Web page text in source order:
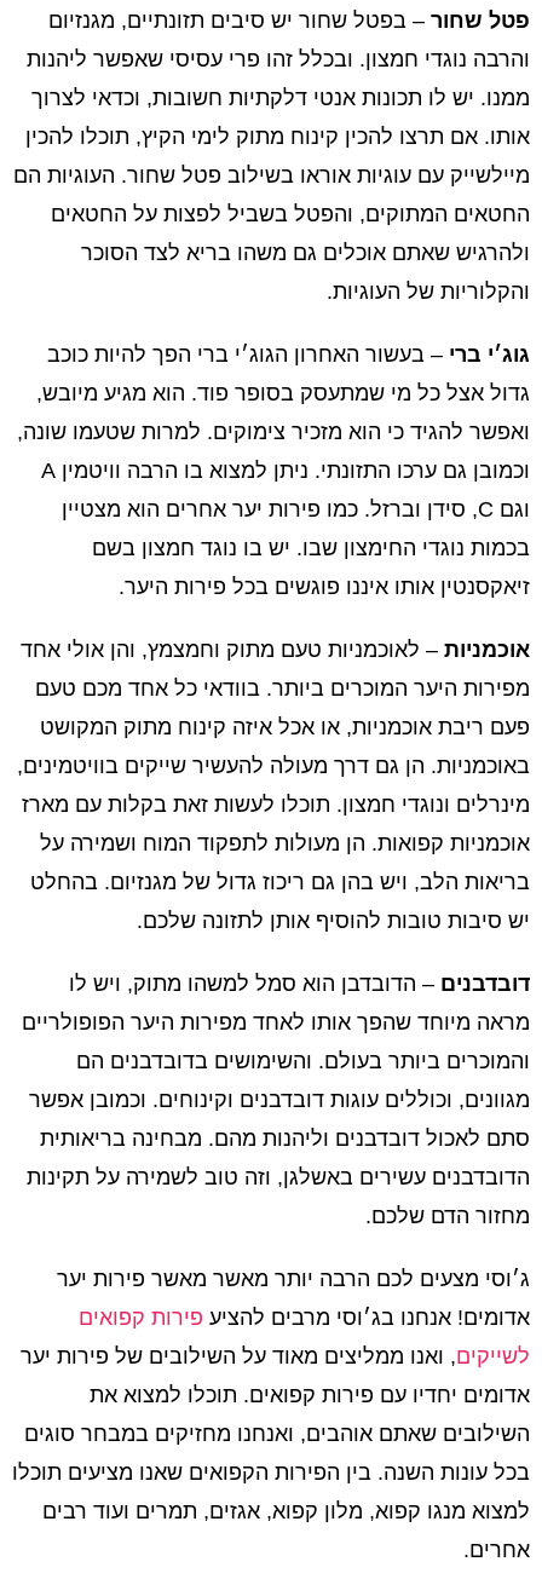
פטל שחור– בפטל שחור יש סיבים תזונתיים, מגנזיום
והרבה נוגדי חמצון. ובכלל זהו פרי עסיסי שאפשר ליהנות
ממנו. יש לו תכונות אנטי דלקתיות חשובות, וכדאי לצרוך
אותו. אם תרצו להכין קינוח מתוק לימי הקיץ, תוכלו להכין
מיילשייק עם עוגיות אוראו בשילוב פטל שחור. העוגיות הם
החטאים המתוקים, והפטל בשביל לפצות על החטאים
ולהרגיש שאתם אוכלים גם משהו בריא לצד הסוכר
והקלוריות של העוגיות.
גוג׳י ברי – בעשור האחרון הגוג׳י ברי הפך להיות כוכב
גדול אצל כל מי שמתעסק בסופר פוד. הוא מגיע מיובש,
ואפשר להגיד כי הוא מזכיר צימוקים. למרות שטעמו שונה,
וכמובן גם ערכו התזונתי. ניתן למצוא בו הרבה וויטמין A
וגם C, סידן וברזל. כמו פירות יער אחרים הוא מצטיין
בכמות נוגדי החימצון שבו. יש בו נוגד חמצון בשם
זיאקסנטין אותו איננו פוגשים בכל פירות היער.
אוכמניות– לאוכמניות טעם מתוק וחמצמץ, והן אולי אחד
מפירות היער המוכרים ביותר. בוודאי כל אחד מכם טעם
פעם ריבת אוכמניות, או אכל איזה קינוח מתוק המקושט
באוכמניות. הן גם דרך מעולה להעשיר שייקים בוויטמינים,
מינרלים ונוגדי חמצון. תוכלו לעשות זאת בקלות עם מארז
אוכמניות קפואות. הן מעולות לתפקוד המוח ושמירה על
בריאות הלב, ויש בהן גם ריכוז גדול של מגנזיום. בהחלט
יש סיבות טובות להוסיף אותן לתזונה שלכם.
דובדבנים – הדובדבן הוא סמל למשהו מתוק, ויש לו
מראה מיוחד שהפך אותו לאחד מפירות היער הפופולריים
והמוכרים ביותר בעולם. והשימושים בדובדבנים הם
מגוונים, וכוללים עוגות דובדבנים וקינוחים. וכמובן אפשר
סתם לאכול דובדבנים וליהנות מהם. מבחינה בריאותית
הדובדבנים עשירים באשלגן, וזה טוב לשמירה על תקינות
מחזור הדם שלכם.
ג׳וסי מצעים לכם הרבה יותר מאשר מאשר פירות יער
אדומים! אנחנו בג׳וסי מרבים להציע פירות קפואים
לשייקים, ואנו ממליצים מאוד על השילובים של פירות יער
אדומים יחדיו עם פירות קפואים. תוכלו למצוא את
השילובים שאתם אוהבים, ואנחנו מחזיקים במבחר סוגים
בכל עונות השנה. בין הפירות הקפואים שאנו מציעים תוכלו
למצוא מנגו קפוא, מלון קפוא, אגזים, תמרים ועוד רבים
אחרים.